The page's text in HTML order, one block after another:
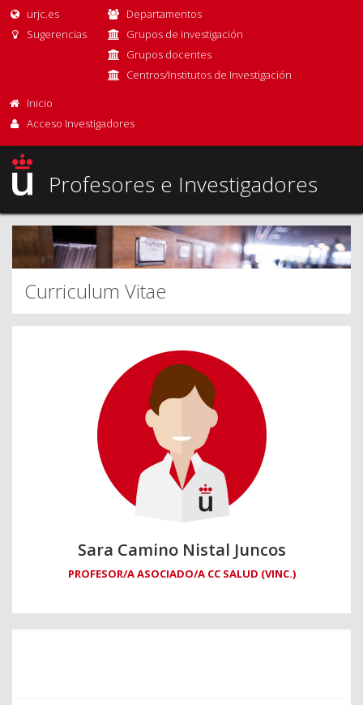
urjc.es
Sugerencias
Departamentos
Grupos de investigación
Grupos docentes
Centros/Institutos de Investigación
Inicio
Acceso Investigadores
Profesores e Investigadores
Curriculum Vitae
Sara Camino Nistal Juncos
PROFESOR/A ASOCIADO/A CC SALUD (VINC.)